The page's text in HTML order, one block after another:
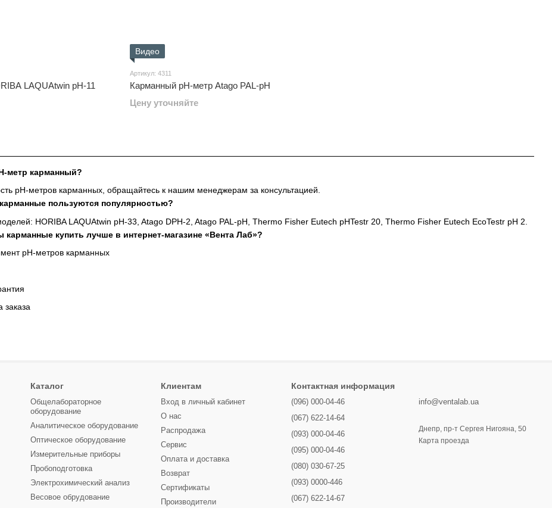
метр карманный?
pH-метров карманных, обращайтесь к нашим менеджерам за консультацией.
пользуются популярностью?
HORIBA LAQUAtwin pH-33, Atago DPH-2, Atago PAL-pH, Thermo Fisher Eutech pHTestr 20, Thermo Fisher Eutech EcoTestr pH 2.
купить лучше в интернет-магазине «Вента Лаб»?
pH-метров карманных
заказа
LAQUAtwin pH-11
Видео
Артикул: 4311
Карманный pH-метр Atago PAL-pH
Цену уточняйте
Каталог
Общелабораторное
оборудование
Аналитическое оборудование
Оптическое оборудование
Измерительные приборы
Пробоподготовка
Электрохимический анализ
Весовое обрудование
Клиентам
Вход в личный кабинет
О нас
Распродажа
Сервис
Оплата и доставка
Возврат
Сертификаты
Производители
Контактная информация
(096) 000-04-46
(067) 622-14-64
(093) 000-04-46
(095) 000-04-46
(080) 030-67-25
(093) 0000-446
(067) 622-14-67
info@ventalab.ua
Днепр, пр-т Сергея Нигояна, 50
Карта проезда